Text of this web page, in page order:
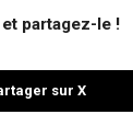
partagez-le !
sur X